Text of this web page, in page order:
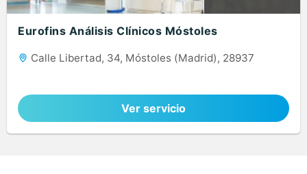
Eurofins Análisis Clínicos Móstoles
Calle Libertad, 34, Móstoles (Madrid), 28937
Ver servicio